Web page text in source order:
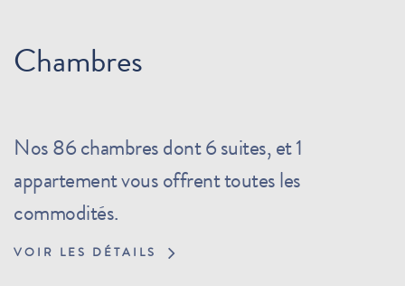
Chambres
Nos 86 chambres dont 6 suites, et 1
appartement vous offrent toutes les
commodités.
VOIR LES DÉTAILS